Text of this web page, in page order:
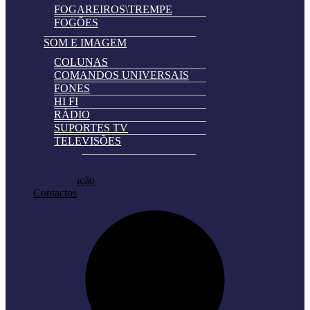
FOGAREIROS\TREMPE
FOGÕES
SOM E IMAGEM
COLUNAS
COMANDOS UNIVERSAIS
FONES
HI FI
RÁDIO
SUPORTES TV
TELEVISÕES
Categories
in
Pedir Cotação
Contactos